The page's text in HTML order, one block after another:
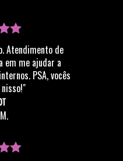
Atendimento de
em me ajudar a
PSA, vocês